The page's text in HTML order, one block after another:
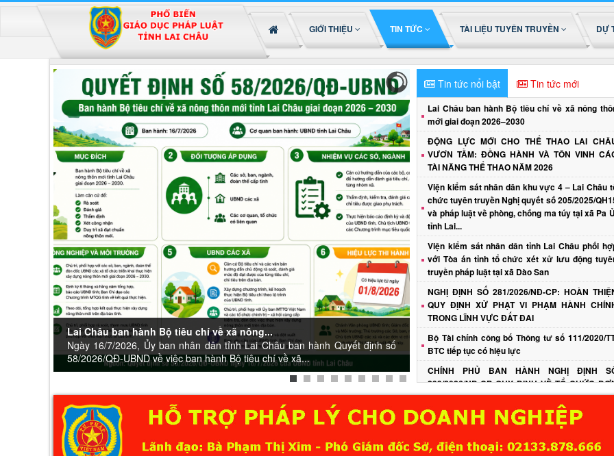
GIỚI THIỆU TIN TỨC TÀI LIỆU TUYÊN TRUYỀN DỰ
Lai Châu ban hành Bộ tiêu chí về xã nông...
Ngày 16/7/2026, Ủy ban nhân dân tỉnh Lai Châu ban hành Quyết định số
58/2026/QĐ-UBND về việc ban hành Bộ tiêu chí về xã...
Tin tức nổi bật Tin tức mới
Lai Châu ban hành Bộ tiêu chí về xã nông
mới giai đoạn 2026–2030
ĐỘNG LỰC MỚI CHO THỂ THAO LAI
VƯƠN TẦM: ĐỒNG HÀNH VÀ TÔN VINH
TÀI NĂNG THỂ THAO NĂM 2026
Viện kiểm sát nhân dân khu vực 4 – Lai Châu
chức tuyên truyền Nghị quyết số 205/2025/
và pháp luật về phòng, chống ma túy tại xã Pa
tỉnh Lai...
Viện kiểm sát nhân dân tỉnh Lai Châu phối
với Tòa án tỉnh tổ chức xét xử lưu động
truyền pháp luật tại xã Dào San
NGHỊ ĐỊNH SỐ 281/2026/NĐ-CP: HOÀN
QUY ĐỊNH XỬ PHẠT VI PHẠM HÀNH
TRONG LĨNH VỰC ĐẤT ĐAI
Bộ Tài chính công bố Thông tư số 111/2020/
BTC tiếp tục có hiệu lực
CHÍNH PHỦ BAN HÀNH NGHỊ ĐỊNH
299/2026/NĐ-CP QUY ĐỊNH VỀ TỔ CHỨC
VỊ SỰ NGHIỆP CÔNG LẬP
Bộ Tài chính ban hành Thông tư số 98/2026/TT-
BTC về Quy chế mẫu kiểm toán nội bộ
Đã kết nối EMC